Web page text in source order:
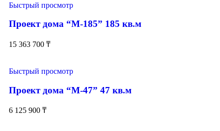
Быстрый просмотр
Проект дома “М-185” 185 кв.м
15 363 700 ₸
Быстрый просмотр
Проект дома “М-47” 47 кв.м
6 125 900 ₸